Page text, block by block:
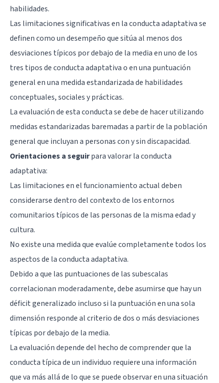
habilidades.
Las limitaciones significativas en la conducta adaptativa se
definen como un desempeño que sitúa al menos dos
desviaciones típicos por debajo de la media en uno de los
tres tipos de conducta adaptativa o en una puntuación
general en una medida estandarizada de habilidades
conceptuales, sociales y prácticas.
La evaluación de esta conducta se debe de hacer utilizando
medidas estandarizadas baremadas a partir de la población
general que incluyan a personas con y sin discapacidad.
Orientaciones a seguirpara valorar la conducta
adaptativa:
Las limitaciones en el funcionamiento actual deben
considerarse dentro del contexto de los entornos
comunitarios típicos de las personas de la misma edad y
cultura.
No existe una medida que evalúe completamente todos los
aspectos de la conducta adaptativa.
Debido a que las puntuaciones de las subescalas
correlacionan moderadamente, debe asumirse que hay un
déficit generalizado incluso si la puntuación en una sola
dimensión responde al criterio de dos o más desviaciones
típicas por debajo de la media.
La evaluación depende del hecho de comprender que la
conducta típica de un individuo requiere una información
que va más allá de lo que se puede observar en una situación